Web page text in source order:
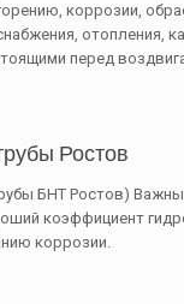
коррозии,
отопления,
перед
Ростов
БНТ Ростов)
коэффициент
коррозии.